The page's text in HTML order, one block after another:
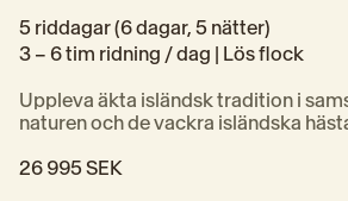
5 riddagar (6 dagar, 5 nätter)
3 – 6 tim ridning / dag | Lös flock
Uppleva äkta isländsk tradition i
naturen och de vackra isländska
26 995 SEK